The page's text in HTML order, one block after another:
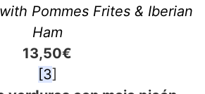
Pommes Frites & Iberian
Ham
13,50€
[3]